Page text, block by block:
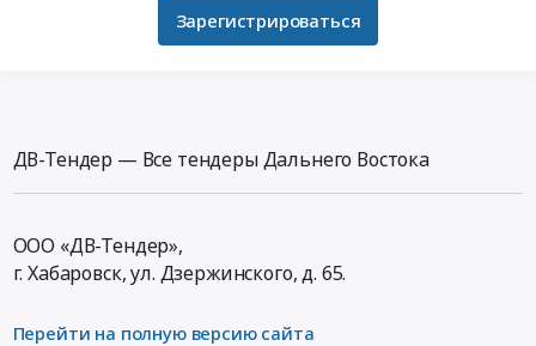
Зарегистрироваться
ДВ-Тендер — Все тендеры Дальнего Востока
ООО «ДВ-Тендер»,
г. Хабаровск,ул. Дзержинского, д. 65.
Перейти на полную версию сайта